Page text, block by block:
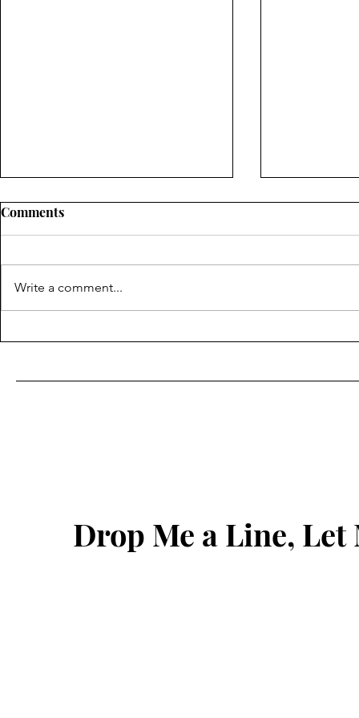
身體療癒的文化脈絡：從傳統
Comments
Write a comment...
Drop Me a Line,